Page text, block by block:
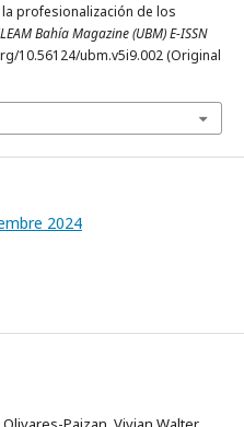
profesionalización de los
Bahía Magazine (UBM) E-ISSN
10.56124/ubm.v5i9.002 (Original
2024